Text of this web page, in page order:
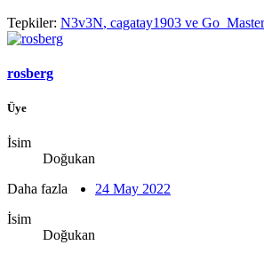
Tepkiler: N3v3N, cagatay1903 ve Go_Master
rosberg
Üye
İsim
Doğukan
Daha fazla
İsim
Doğukan
24 May 2022